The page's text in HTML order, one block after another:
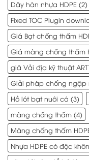
Dây hàn nhựa HDPE (2)
Fixed TOC Plugin
Giá Bạt chống thấm
Giá màng chống thấm
giá Vải địa kỹ thuật
Giải pháp chống ngập
Hồ lót bạt nuôi cá (3)
màng chống thấm (4)
Màng chống thấm
Nhựa HDPE có độc